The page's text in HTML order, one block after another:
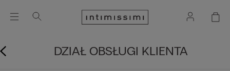
DZIAŁ OBSŁUGI KLIENTA